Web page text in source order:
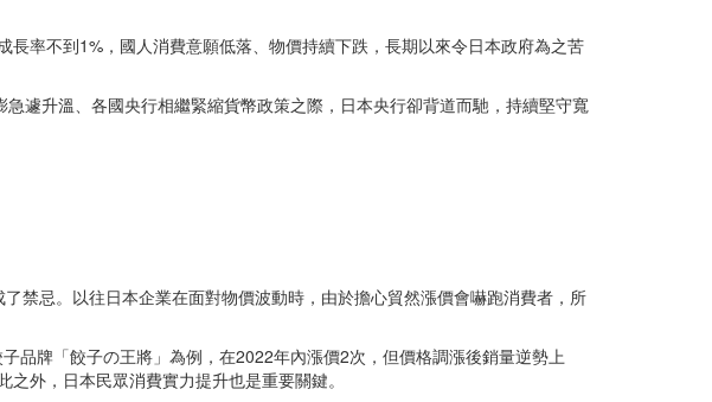
率不到1%，國人消費意願低落、物價持續下跌，長期以來令日本政府為之苦
遽升溫、各國央行相繼緊縮貨幣政策之際，日本央行卻背道而馳，持續堅守寬
禁忌。以往日本企業在面對物價波動時，由於擔心貿然漲價會嚇跑消費者，所
品牌「餃子の王將」為例，在2022年內漲價2次，但價格調漲後銷量逆勢上
外，日本民眾消費實力提升也是重要關鍵。